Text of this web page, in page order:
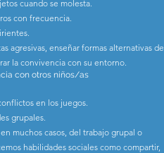
cuando se molesta.
con frecuencia.
agresivas, enseñar formas alternativas de
la convivencia con su entorno.
con otros niños/as
en los juegos.
grupales.
muchos casos, del trabajo grupal o
habilidades sociales como compartir,